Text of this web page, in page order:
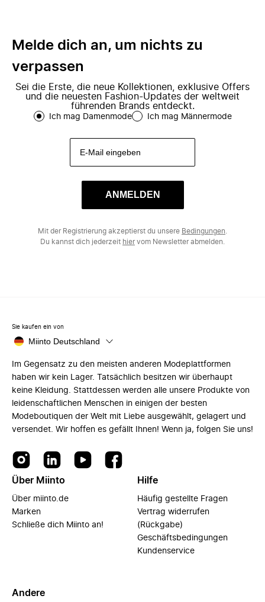
Melde dich an, um nichts zu
verpassen
Sei die Erste, die neue Kollektionen, exklusive Offers
und die neuesten Fashion-Updates der weltweit
führenden Brands entdeckt.
Ich mag Damenmode Ich mag Männermode
ANMELDEN
Mit der Registrierung akzeptierst du unsere Bedingungen
Du kannst dich jederzeit hiervom Newsletter abmelden.
Sie kaufen ein von
Miinto Deutschland
Im Gegensatz zu den meisten anderen Modeplattformen
haben wir kein Lager. Tatsächlich besitzen wir überhaupt
keine Kleidung. Stattdessen werden alle unsere Produkte von
leidenschaftlichen Menschen in einigen der besten
Modeboutiquen der Welt mit Liebe ausgewählt, gelagert und
versendet. Wir hoffen es gefällt Ihnen! Wenn ja, folgen Sie uns!
Über Miinto
Über miinto.de
Marken
Schließe dich Miinto an!
Hilfe
Häufig gestellte Fragen
Vertrag widerrufen
(Rückgabe)
Geschäftsbedingungen
Kundenservice
Andere